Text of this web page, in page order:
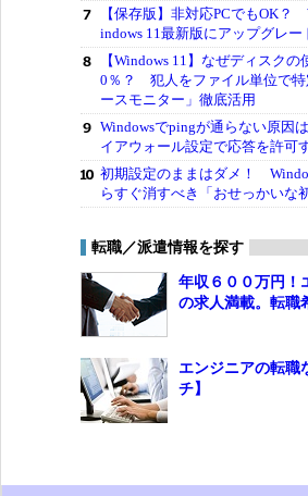
【保存版】非対応PCでもOK？
indows 11最新版にアップグレー
【Windows 11】なぜディスクの
0％？ 犯人をファイル単位で特
ースモニター」徹底活用
Windowsでpingが通らない原因
イアウォール設定で応答を許可
初期設定のままはダメ！
らすぐ消すべき「おせっかいな
転職／派遣情報を探す
年収６００万円！
の求人満載。転職
エンジニアの転職
チ】